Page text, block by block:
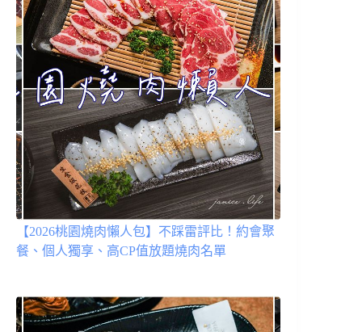
【2026桃園燒肉懶人包】不踩雷評比！約會聚
餐、個人獨享、高CP值放題燒肉名單